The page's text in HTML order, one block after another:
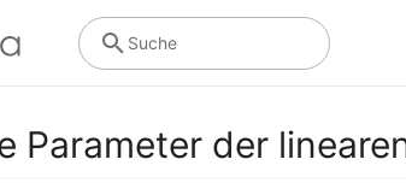
Suche
Parameter der